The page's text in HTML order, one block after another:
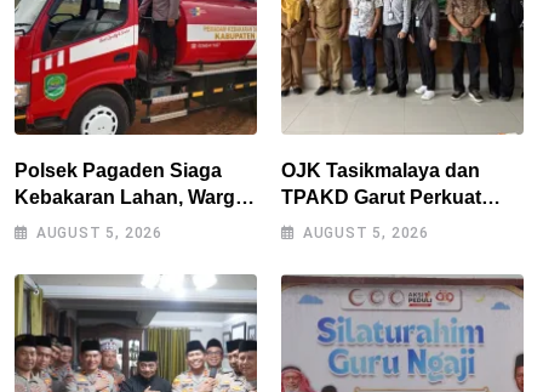
Polsek Pagaden Siaga
Kebakaran Lahan, Warga
Diimbau Tak Bakar
AUGUST 5, 2026
OJK Tasikmalaya dan
TPAKD Garut Perkuat
UMKM melalui Program
Papandayan
AUGUST 5, 2026